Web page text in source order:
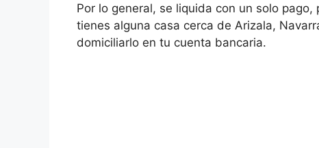
Por lo general, se liquida con un solo
tienes alguna casa cerca de Arizala,
domiciliarlo en tu cuenta bancaria.